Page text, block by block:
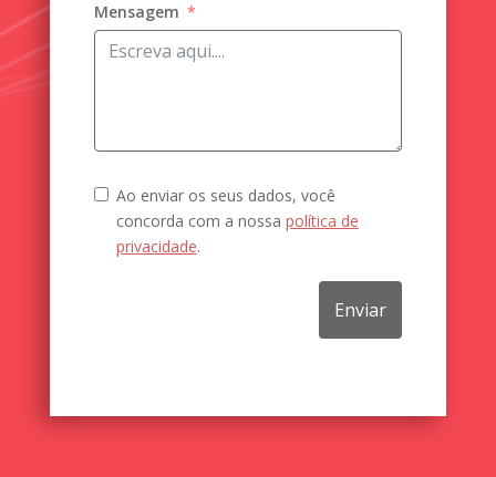
Mensagem
Ao enviar os seus dados, você
concorda com a nossa política de
privacidade.
Enviar